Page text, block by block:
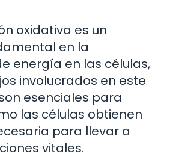
oxidativa es un
en la
energía en las células,
involucrados en este
esenciales para
las células obtienen
para llevar a
vitales.